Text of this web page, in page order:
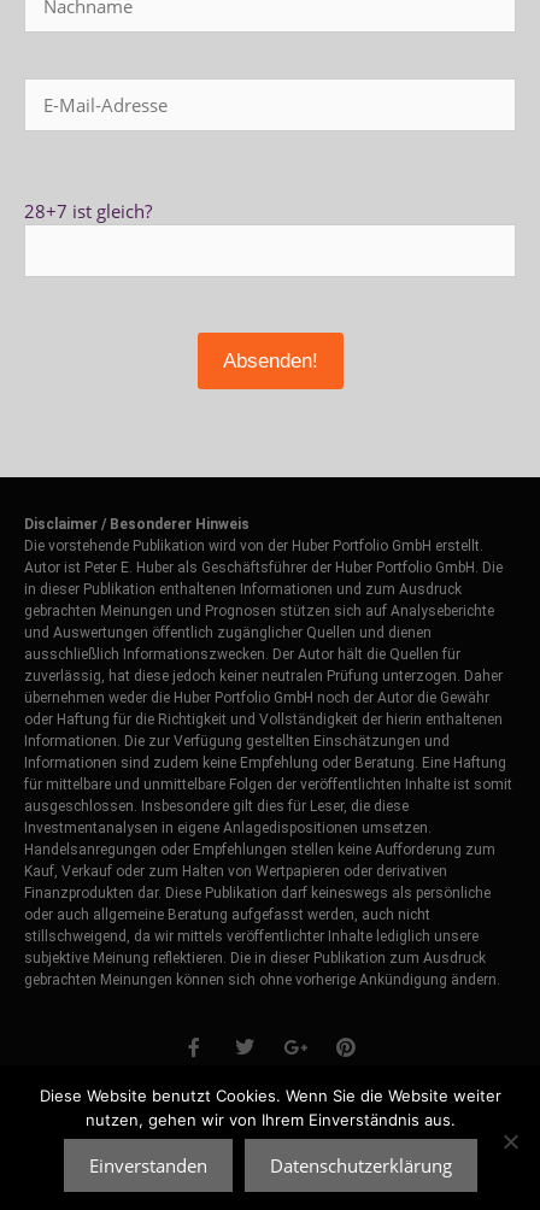
28+7 ist gleich?
Disclaimer / Besonderer Hinweis
Die vorstehende Publikation wird von der Huber Portfolio GmbH erstellt.
Autor ist Peter E. Huber als Geschäftsführer der Huber Portfolio GmbH. Die
in dieser Publikation enthaltenen Informationen und zum Ausdruck
gebrachten Meinungen und Prognosen stützen sich auf Analyseberichte
und Auswertungen öffentlich zugänglicher Quellen und dienen
ausschließlich Informationszwecken. Der Autor hält die Quellen für
zuverlässig, hat diese jedoch keiner neutralen Prüfung unterzogen. Daher
übernehmen weder die Huber Portfolio GmbH noch der Autor die Gewähr
oder Haftung für die Richtigkeit und Vollständigkeit der hierin enthaltenen
Informationen. Die zur Verfügung gestellten Einschätzungen und
Informationen sind zudem keine Empfehlung oder Beratung. Eine Haftung
für mittelbare und unmittelbare Folgen der veröffentlichten Inhalte ist somit
ausgeschlossen. Insbesondere gilt dies für Leser, die diese
Investmentanalysen in eigene Anlagedispositionen umsetzen.
Handelsanregungen oder Empfehlungen stellen keine Aufforderung zum
Kauf, Verkauf oder zum Halten von Wertpapieren oder derivativen
Finanzprodukten dar. Diese Publikation darf keineswegs als persönliche
oder auch allgemeine Beratung aufgefasst werden, auch nicht
stillschweigend, da wir mittels veröffentlichter Inhalte lediglich unsere
subjektive Meinung reflektieren. Die in dieser Publikation zum Ausdruck
gebrachten Meinungen können sich ohne vorherige Ankündigung ändern.
Copyright 2026 © All rights Reserved. •
Diese Website benutzt Cookies. Wenn Sie die Website weiter
nutzen, gehen wir von Ihrem Einverständnis aus.
Einverstanden Datenschutzerklärung